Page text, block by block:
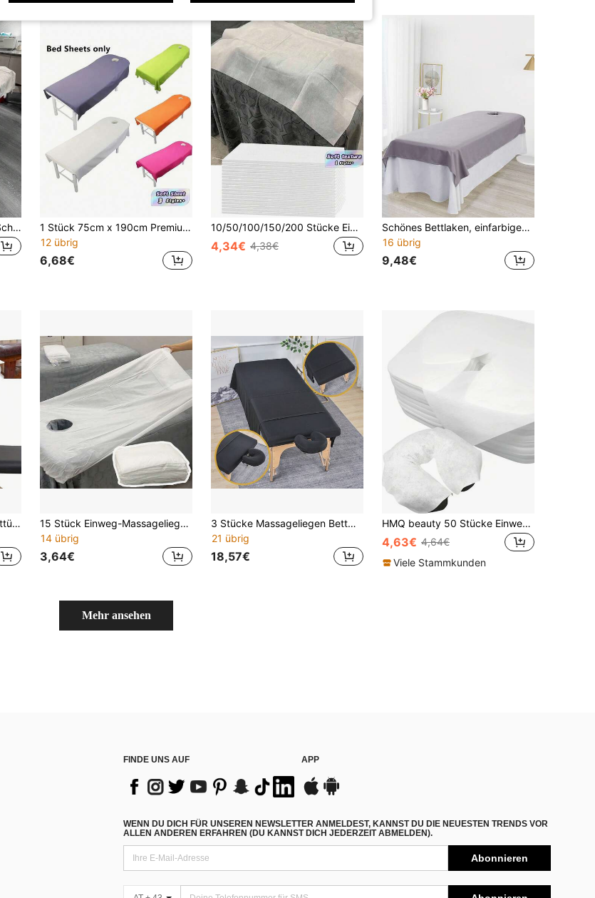
1 Stück fester Bettrock für Schönheitssalon Massagetisch Laken Massageliege Abdeckung Vollabdeckung mit Loch, Schönheitssalon Tagesdecke einteiliges Schönheitsbett Laken
1 Stück 75cm x 190cm Premium Spa Massagetisch Abdeckung, leicht zu reinigen, Saloncouch Laken mit Gesichtsöffnung, elastische Passform für Schönheitsklinik, Tattoo-Shop, Chiropraktik-Matte, Muss-haben
12 übrig
6,68€
10/50/100/150/200 Stücke Einweg-Kissenbezüge, weiche Vlies-Kissenbezüge für Schönheitssalon, Zuhause Spa & Nagelstudio, Hygieneschutz
4,34€ 4,38€
Schönes Bettlaken, einfarbiges weiches Haut-Schönheitssalon-Bettlaken, Bett-Lochhandtuch-Bettlaken Staubschutzdecke, nicht schrumpfend, Massagebehandlung Betttücher Spa mit Loch für Schönheitssalon (200*90cm)
16 übrig
9,48€
50 Stücke/Rolle Einweg-Betttücher - Vliesstoff, unparfümiert, Größe 70x53cm, geeignet für Schönheitssalons, Spas, Massageliegen, Tätowier-Studios, Massageliegen-Abdeckungen | Weiche Textur | Einmalgebrauch
15 Stück Einweg-Massageliegen-Abdeckungen mit Löchern, glatte Stoffoberfläche, leicht zu reinigen, geeignet für Massage-Betten in Schönheitssalons, Einweg-Laken, Spa-Zubehör
14 übrig
3,64€
3 Stücke Massageliegen Bettwäsche Set - (Massageliegen Bettlaken, Bettdecke und Kissenbezug), 3 Stücke einfarbiges Massageliegen Bettwäsche Set, Massageliegen Bettwäsche Set, geeignet für Schönheitssalons, Spas und Friseursalons.
21 übrig
18,57€
HMQ beauty 50 Stücke Einweg-Kopfstützenabdeckungen, weiche, nicht klebende Massagegesichtsabdeckungen für Massagetische, Stühle, Spa, Salon, Wimpernverlängerung, Schönheitswerkzeug
4,63€ 4,64€
Viele Stammkunden
Mehr ansehen
FINDE UNS AUF APP
WENN DU DICH FÜR UNSEREN NEWSLETTER ANMELDEST, KANNST DU DIE NEUESTEN TRENDS VOR
ALLEN ANDEREN ERFAHREN (DU KANNST DICH JEDERZEIT ABMELDEN).
Abonnieren